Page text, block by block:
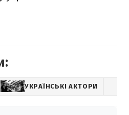
УКРАЇНСЬКІ АКТОРИ